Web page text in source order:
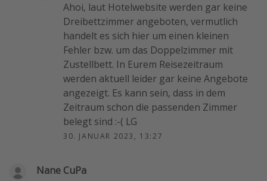
Ahoi, laut Hotelwebsite werden gar keine
Dreibettzimmer angeboten, vermutlich
handelt es sich hier um einen kleinen
Fehler bzw. um das Doppelzimmer mit
Zustellbett. In Eurem Reisezeitraum
werden aktuell leider gar keine Angebote
angezeigt. Es kann sein, dass in dem
Zeitraum schon die passenden Zimmer
belegt sind :-( LG
30. JANUAR 2023, 13:27
Nane CuPa